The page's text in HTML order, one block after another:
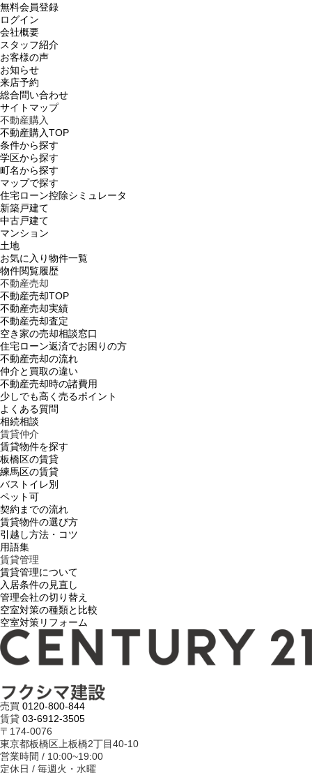
無料会員登録
ログイン
会社概要
スタッフ紹介
お客様の声
お知らせ
来店予約
総合問い合わせ
サイトマップ
不動産購入
不動産購入TOP
条件から探す
学区から探す
町名から探す
マップで探す
住宅ローン控除シミュレータ
新築戸建て
中古戸建て
マンション
土地
お気に入り物件一覧
物件閲覧履歴
不動産売却
不動産売却TOP
不動産売却実績
不動産売却査定
空き家の売却相談窓口
住宅ローン返済でお困りの方
不動産売却の流れ
仲介と買取の違い
不動産売却時の諸費用
少しでも高く売るポイント
よくある質問
相続相談
賃貸仲介
賃貸物件を探す
板橋区の賃貸
練馬区の賃貸
バストイレ別
ペット可
契約までの流れ
賃貸物件の選び方
引越し方法・コツ
用語集
賃貸管理
賃貸管理について
入居条件の見直し
管理会社の切り替え
空室対策の種類と比較
空室対策リフォーム
売買 0120-800-844
賃貸 03-6912-3505
〒174-0076
東京都板橋区上板橋2丁目40-10
営業時間 / 10:00~19:00
定休日 / 毎週火・水曜